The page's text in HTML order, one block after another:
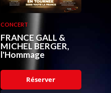
CONCERT
FRANCE GALL &
MICHEL BERGER,
l'Hommage
Réserver